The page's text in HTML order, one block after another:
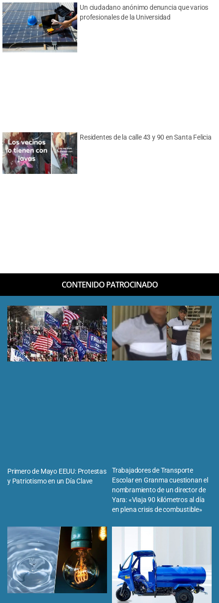
Un ciudadano anónimo denuncia que varios
profesionales de la Universidad
Residentes de la calle 43 y 90 en Santa Felicia
CONTENIDO PATROCINADO
Primero de Mayo EEUU: Protestas
y Patriotismo en un Día Clave
Trabajadores de Transporte
Escolar en Granma cuestionan el
nombramiento de un director de
Yara: «Viaja 90 kilómetros al día
en plena crisis de combustible»